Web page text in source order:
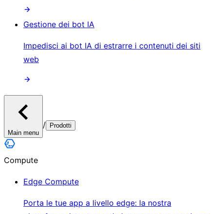
Gestione dei bot IA
Impedisci ai bot IA di estrarre i contenuti dei siti
web
Main menu
/ Prodotti
Compute
Edge Compute
Porta le tue app a livello edge: la nostra